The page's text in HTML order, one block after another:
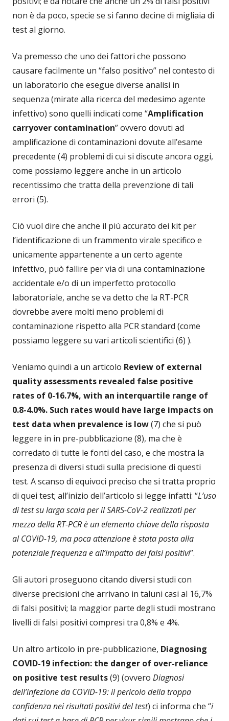
non è da poco, specie se si fanno decine di migliaia di
test al giorno.
Va premesso che uno dei fattori che possono
causare facilmente un “falso positivo” nel contesto di
un laboratorio che esegue diverse analisi in
sequenza (mirate alla ricerca del medesimo agente
infettivo) sono quelli indicati come “Amplification
carryover contamination” ovvero dovuti ad
amplificazione di contaminazioni dovute all’esame
precedente (4) problemi di cui si discute ancora oggi,
come possiamo leggere anche in un articolo
recentissimo che tratta della prevenzione di tali
errori (5).
Ciò vuol dire che anche il più accurato dei kit per
l’identificazione di un frammento virale specifico e
unicamente appartenente a un certo agente
infettivo, può fallire per via di una contaminazione
accidentale e/o di un imperfetto protocollo
laboratoriale, anche se va detto che la RT-PCR
dovrebbe avere molti meno problemi di
contaminazione rispetto alla PCR standard (come
possiamo leggere su vari articoli scientifici (6) ).
Veniamo quindi a un articolo Review of external
quality assessments revealed false positive
rates of 0-16.7%, with an interquartile range of
0.8-4.0%. Such rates would have large impacts on
test data when prevalence is low(7) che si può
leggere in in pre-pubblicazione (8), ma che è
corredato di tutte le fonti del caso, e che mostra la
presenza di diversi studi sulla precisione di questi
test. A scanso di equivoci preciso che si tratta proprio
di quei test; all’inizio dell’articolo si legge infatti: “L’uso
di test su larga scala per il SARS-CoV-2 realizzati per
mezzo della RT-PCR è un elemento chiave della risposta
al COVID-19, ma poca attenzione è stata posta alla
potenziale frequenza e all’impatto dei falsi positivi”.
Gli autori proseguono citando diversi studi con
diverse precisioni che arrivano in taluni casi al 16,7%
di falsi positivi; la maggior parte degli studi mostrano
livelli di falsi positivi compresi tra 0,8% e 4%.
Un altro articolo in pre-pubblicazione, Diagnosing
COVID-19 infection: the danger of over-reliance
on positive test results(9) (ovvero Diagnosi
dell’infezione da COVID-19: il pericolo della troppa
confidenza nei risultati positivi del test) ci informa che “i